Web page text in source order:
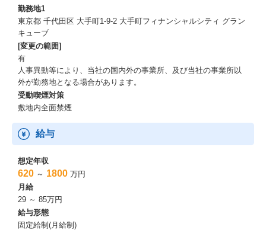
勤務地1
東京都 千代田区 大手町1-9-2 大手町フィナンシャルシティ グラン
キューブ
[変更の範囲]
有
人事異動等により、当社の国内外の事業所、及び当社の事業所以
外が勤務地となる場合があります。
受動喫煙対策
敷地内全面禁煙
給与
想定年収
620 ～ 1800 万円
月給
29 ～ 85万円
給与形態
固定給制(月給制)